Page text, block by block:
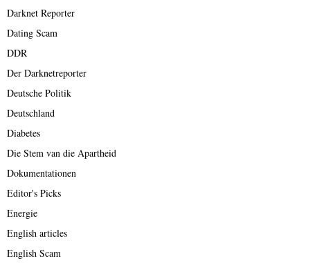
Darknet Reporter
Dating Scam
DDR
Der Darknetreporter
Deutsche Politik
Deutschland
Diabetes
Die Stem van die Apartheid
Dokumentationen
Editor's Picks
Energie
English articles
English Scam